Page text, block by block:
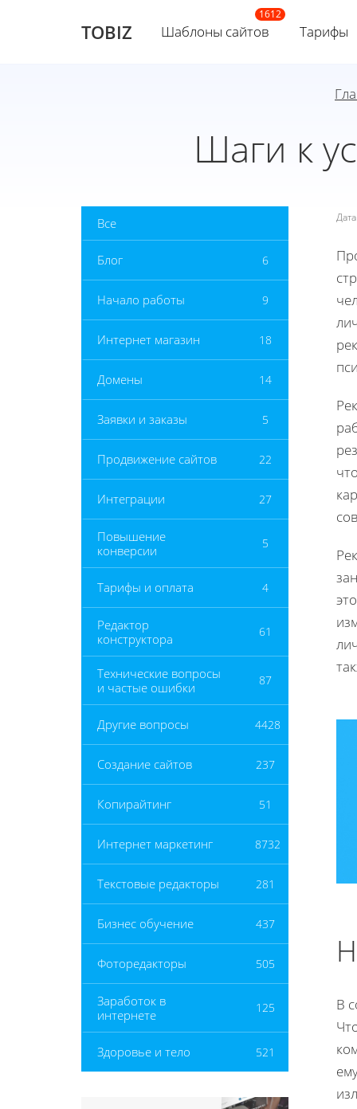
TOBIZ Шаблоны сайтов Тарифы
Шаги к
Все
Блог 6
Начало работы 9
Интернет магазин 18
Домены 14
Заявки и заказы 5
Продвижение сайтов 22
Интеграции 27
Повышение
конверсии
5
Тарифы и оплата 4
Редактор
конструктора
61
Технические вопросы
и частые ошибки
87
Другие вопросы 4428
Создание сайтов 237
Копирайтинг 51
Интернет маркетинг 8732
Текстовые редакторы 281
Бизнес обучение 437
Фоторедакторы 505
Заработок в
интернете
125
Здоровье и тело 521
В